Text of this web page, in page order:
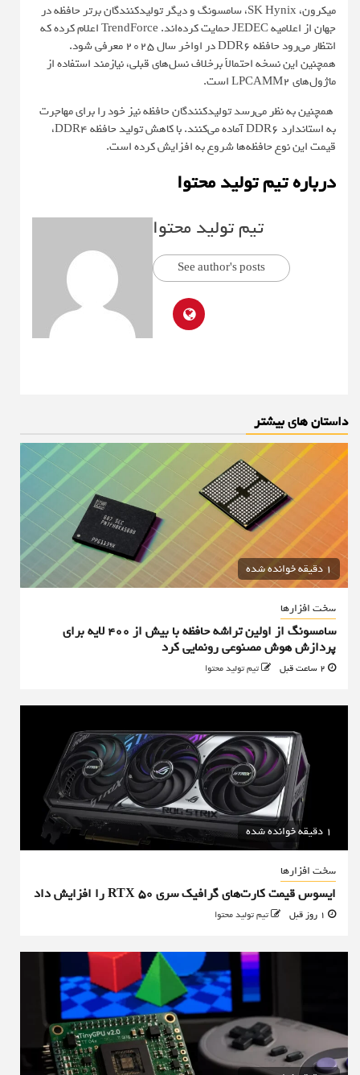
میکرون، SK Hynix، سامسونگ و دیگر تولیدکنندگان برتر حافظه در
جهان از اعلامیه JEDEC حمایت کرده‌اند. TrendForce اعلام کرده که
انتظار می‌رود حافظه DDR6 در اواخر سال ۲۰۲۵ معرفی شود.
همچنین این نسخه احتمالاً برخلاف نسل‌های قبلی، نیازمند استفاده از
ماژول‌های LPCAMM2 است.
همچنین به نظر می‌رسد تولیدکنندگان حافظه نیز خود را برای مهاجرت
به استاندارد DDR6 آماده می‌کنند. با کاهش تولید حافظه DDR4،
قیمت این نوع حافظه‌ها شروع به افزایش کرده است.
درباره تیم تولید محتوا
تیم تولید محتوا
See author's posts
داستان های بیشتر
1 دقیقه خوانده شده
سخت افزارها
سامسونگ از اولین تراشه حافظه با بیش از ۴۰۰ لایه برای
پردازش هوش مصنوعی رونمایی کرد
تیم تولید محتوا
1 دقیقه خوانده شده
سخت افزارها
ایسوس قیمت کارت‌های گرافیک سری RTX 50 را افزایش داد
تیم تولید محتوا